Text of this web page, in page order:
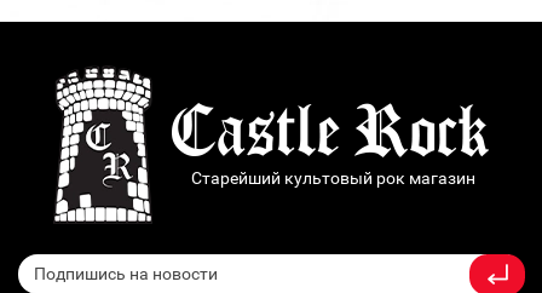
Старейший культовый рок магазин